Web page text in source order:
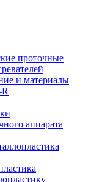
проточные
и материалы
аппарата